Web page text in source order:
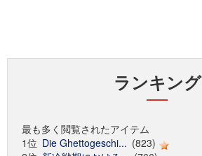
ランキング
最も多く閲覧されたアイテム
1位 Die Ghettogeschi... (823)